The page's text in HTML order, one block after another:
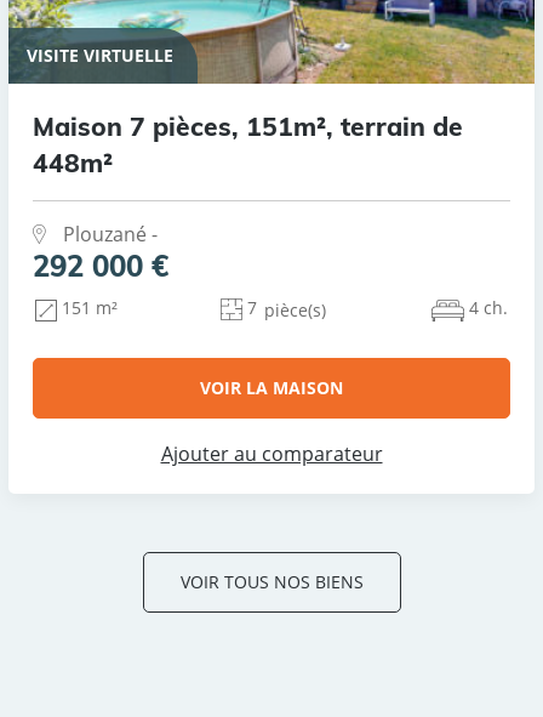
VISITE VIRTUELLE
Maison 7 pièces, 151m², terrain de
448m²
Plouzané -
292 000 €
151 m² 7 pièce(s) 4 ch.
VOIR LA MAISON
Ajouter au comparateur
VOIR TOUS NOS BIENS